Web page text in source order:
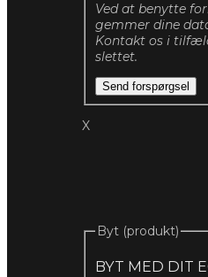
Ved at benytte
gemmer dine
Kontakt os i
slettet.
Send forspørgsel
X
Byt (produkt)
BYT MED DIT